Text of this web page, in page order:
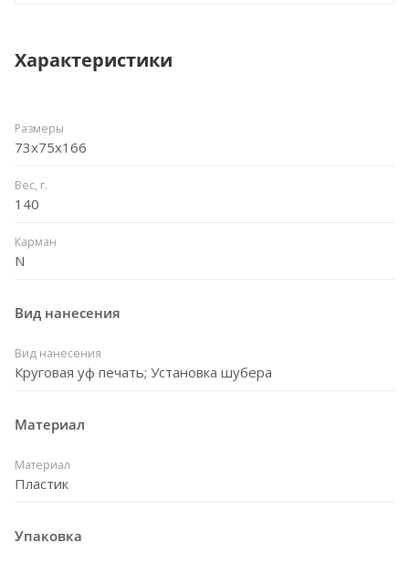
Характеристики
Размеры
73x75x166
Вес, г.
140
Карман
N
Вид нанесения
Вид нанесения
Круговая уф печать; Установка шубера
Материал
Материал
Пластик
Упаковка